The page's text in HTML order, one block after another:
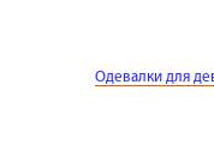
Одевалки для